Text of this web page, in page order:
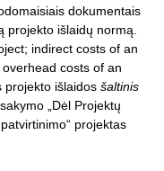
dokumentais
projekto išlaidų normą.
indirect costs of an
costs of an
projekto išlaidos šaltinis
„Dėl Projektų
projektas